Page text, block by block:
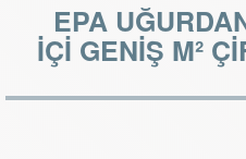
EPA
İÇİ GENİŞ M²